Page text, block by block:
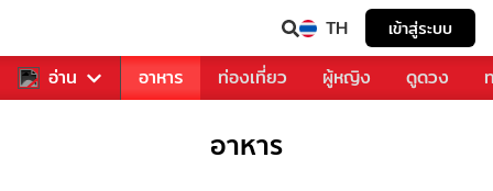
TH เข้าสู่ระบบ
อ่าน
รวงการเพลง อาหาร ท่องเที่ยว ผู้หญิง ดูดวง
อาหาร